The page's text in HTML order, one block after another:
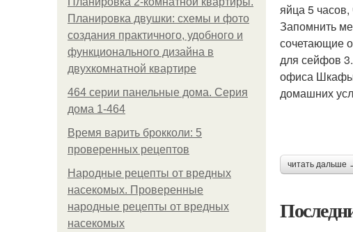
Планировка двушки: схемы и фото
создания практичного, удобного и
функционального дизайна в
двухкомнатной квартире
464 серии панельные дома. Серия
дома 1-464
Время варить брокколи: 5
проверенных рецептов
Народные рецепты от вредных
насекомых. Проверенные
народные рецепты от вредных
насекомых
яйца 5
Запомнить
сочетающие
для сейфов
офиса Шкафы
домашних
читать дальше